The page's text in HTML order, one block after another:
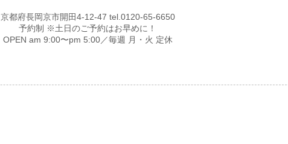
京都府長岡京市開田4-12-47 tel.0120-65-6650
予約制 ※土日のご予約はお早めに！
OPEN am 9:00〜pm 5:00／毎週 月・火 定休